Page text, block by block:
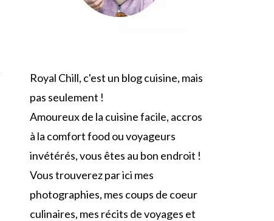
Royal Chill, c'est un blog cuisine, mais
pas seulement !
Amoureux de la cuisine facile, accros
à la comfort food ou voyageurs
invétérés, vous êtes au bon endroit !
Vous trouverez par ici mes
photographies, mes coups de coeur
culinaires, mes récits de voyages et